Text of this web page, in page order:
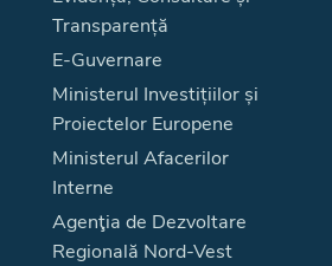
Transparență
E-Guvernare
Ministerul Investițiilor și
Proiectelor Europene
Ministerul Afacerilor
Interne
Agenţia de Dezvoltare
Regională Nord-Vest